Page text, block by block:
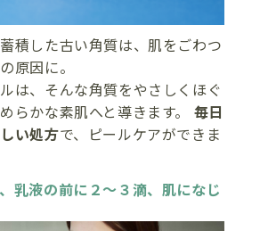
積した古い角質は、肌をごわつ
原因に。
は、そんな角質をやさしくほぐ
らかな素肌へと導きます。 毎日
い処方で、ピールケアができま
乳液の前に２～３滴、肌になじ